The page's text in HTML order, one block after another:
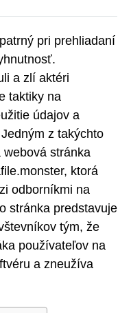
pri prehliadaní
a zlí aktéri
taktiky na
údajov a
z takýchto
webová stránka
ktorá
odborníkmi na
stránka predstavuje
tým, že
používateľov na
a zneužíva